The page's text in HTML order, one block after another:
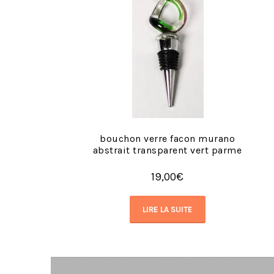
bouchon verre facon murano
abstrait transparent vert parme
19,00€
LIRE LA SUITE